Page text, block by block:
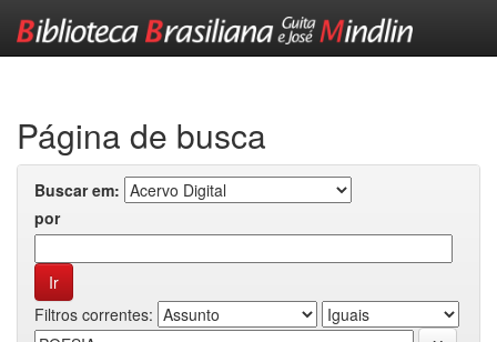
Página de busca
Buscar em:
por
Filtros correntes: